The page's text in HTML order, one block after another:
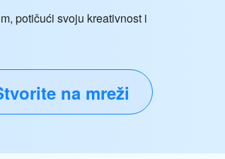
potičući svoju kreativnost i
na mreži